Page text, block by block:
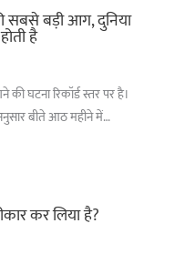
बड़ी आग, दुनिया
है
घटना रिकॉर्ड स्तर पर है।
बीते आठ महीने में…
कर लिया है?